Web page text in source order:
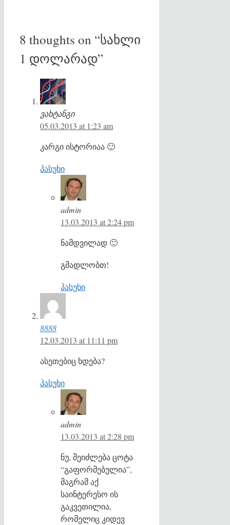
8 thoughts on “სახლი
1 დოლარად”
ვახტანგი
05.03.2013 at 1:23 am
კარგი ისტორიაა 🙂
პასუხი
admin
13.03.2013 at 2:24 pm
ნამდვილად 🙂
გმადლობთ!
პასუხი
8888
12.03.2013 at 11:11 pm
ასეთებიც ხდება?
პასუხი
admin
13.03.2013 at 2:28 pm
ნუ, შეიძლება ცოტა
“გაფორმებულია”,
მაგრამ აქ
საინტერესო ის
გაკვეთილია,
რომელიც კიდევ